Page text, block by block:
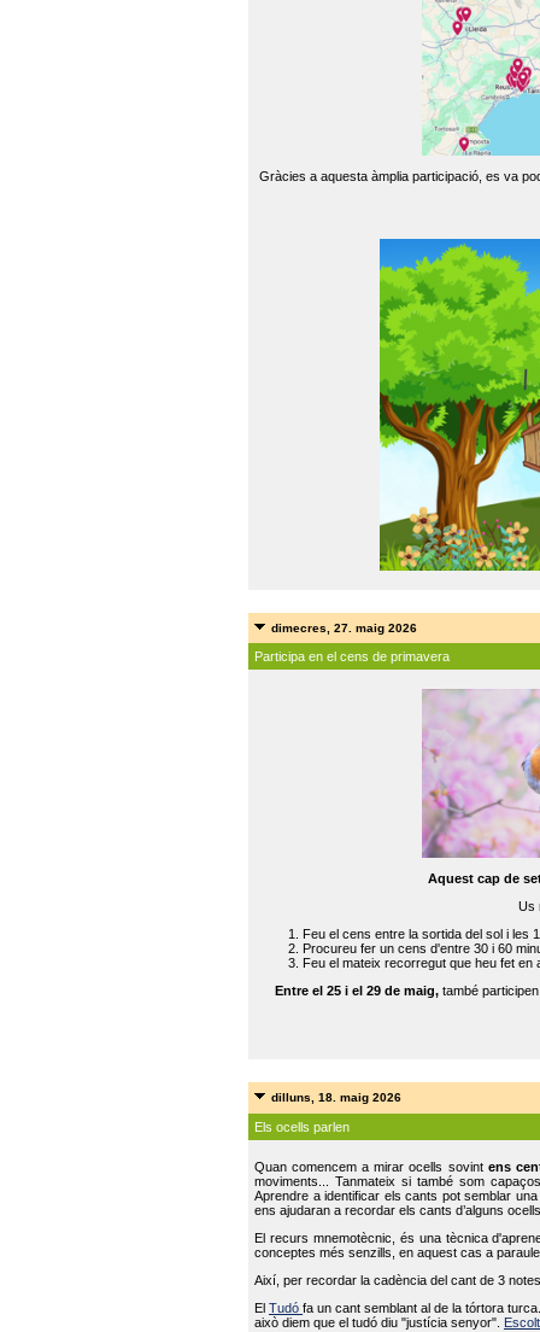
Gràcies a aquesta àmplia participació, es va
dimecres, 27. maig 2026
Participa en el cens de primavera
Aquest cap de
Us
Feu el cens entre la sortida del sol i les
Procureu fer un cens d'entre 30 i 60
Feu el mateix recorregut que heu fet en
Entre el 25 i el 29 de maig, també
dilluns, 18. maig 2026
Els ocells parlen
Quan comencem a mirar ocells sovint ens
moviments... Tanmateix si també som
Aprendre a identificar els cants pot semblar
ens ajudaran a recordar els cants d’alguns
El recurs mnemotècnic, és una tècnica
conceptes més senzills, en aquest cas a
Així, per recordar la cadència del cant de 3
ElTudófa un cant semblant al de la tórtora
això diem que el tudó diu "justícia senyor".